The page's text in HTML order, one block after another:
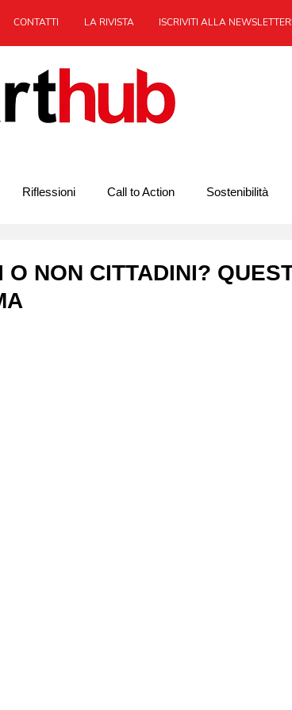
CONTATTI LA RIVISTA ISCRIVITI ALLA NEWSLETTER!
Riflessioni Call to Action Sostenibilità
O NON CITTADINI?
stelle su 5.